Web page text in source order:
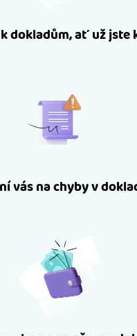
dokladům, ať už jste
vás na chyby v